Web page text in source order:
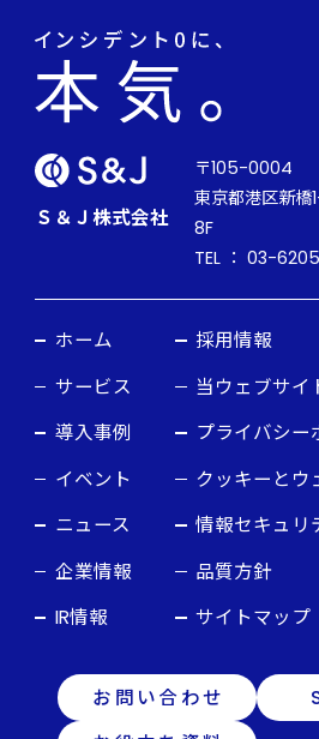
Ｓ＆Ｊ株式会社
〒105-0004
東京都港区新橋
8F
TEL ： 03-
ホーム
サービス
導入事例
イベント
ニュース
企業情報
IR情報
採用情報
当ウェブサイ
プライバシー
クッキーとウ
情報セキュリ
品質方針
サイトマップ
お問い合わせ